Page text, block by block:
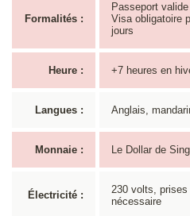
Formalités :
Passeport
Visa obligatoire
jours
Heure : +7 heures en
Langues : Anglais,
Monnaie : Le Dollar de
Électricité :
230 volts, prises
nécessaire